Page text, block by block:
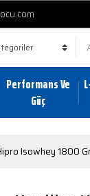
Performans Ve
Güç
Isowhey 1800